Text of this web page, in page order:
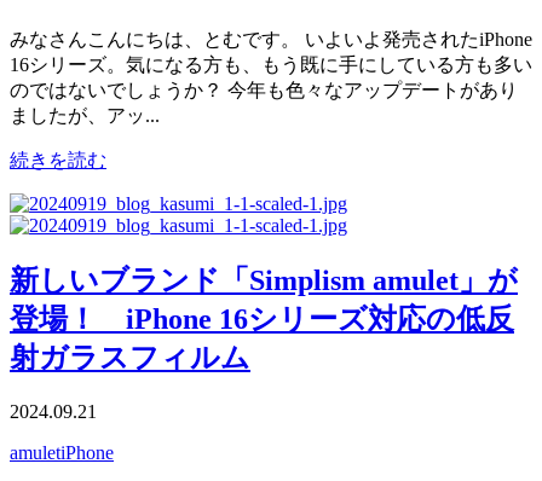
みなさんこんにちは、とむです。 いよいよ発売されたiPhone
16シリーズ。気になる方も、もう既に手にしている方も多い
のではないでしょうか？ 今年も色々なアップデートがあり
ましたが、アッ...
続きを読む
新しいブランド「Simplism amulet」が
登場！ iPhone 16シリーズ対応の低反
射ガラスフィルム
2024.09.21
amuletiPhone